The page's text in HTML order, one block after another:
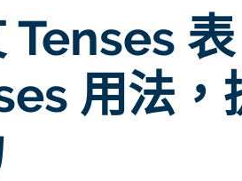
Tenses
用法